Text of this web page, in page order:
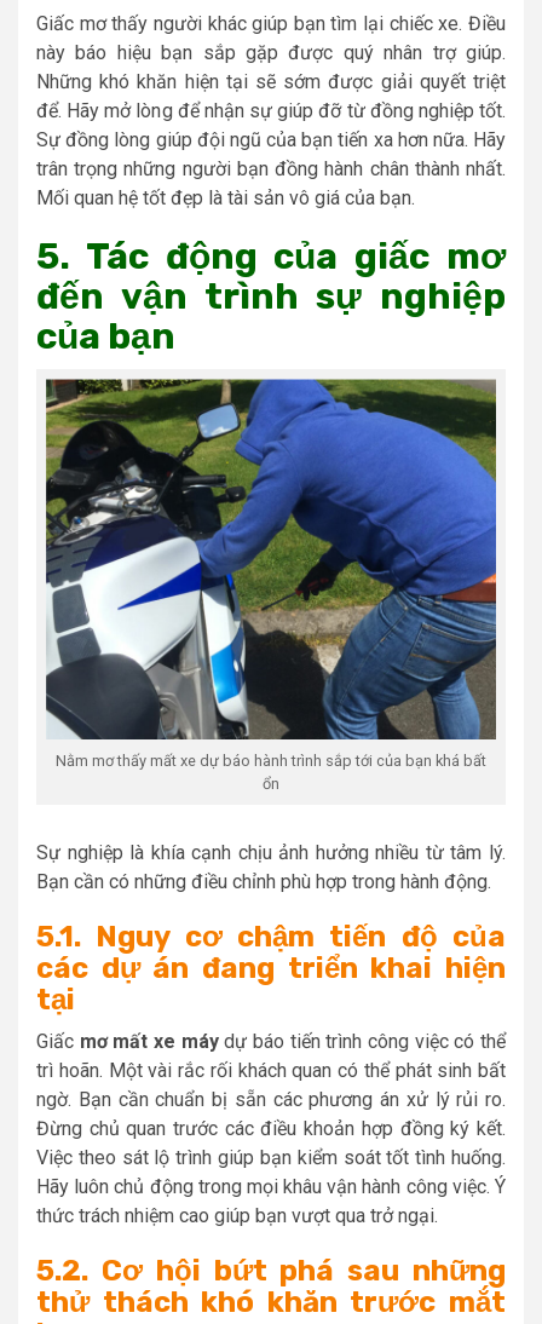
Giấc mơ thấy người khác giúp bạn tìm lại chiếc xe. Điều
này báo hiệu bạn sắp gặp được quý nhân trợ giúp.
Những khó khăn hiện tại sẽ sớm được giải quyết triệt
để. Hãy mở lòng để nhận sự giúp đỡ từ đồng nghiệp tốt.
Sự đồng lòng giúp đội ngũ của bạn tiến xa hơn nữa. Hãy
trân trọng những người bạn đồng hành chân thành nhất.
Mối quan hệ tốt đẹp là tài sản vô giá của bạn.
5. Tác động của giấc mơ
đến vận trình sự nghiệp
của bạn
Nằm mơ thấy mất xe dự báo hành trình sắp tới của bạn khá bất
ổn
Sự nghiệp là khía cạnh chịu ảnh hưởng nhiều từ tâm lý.
Bạn cần có những điều chỉnh phù hợp trong hành động.
5.1. Nguy cơ chậm tiến độ của
các dự án đang triển khai hiện
tại
Giấc mơ mất xe máydự báo tiến trình công việc có thể
trì hoãn. Một vài rắc rối khách quan có thể phát sinh bất
ngờ. Bạn cần chuẩn bị sẵn các phương án xử lý rủi ro.
Đừng chủ quan trước các điều khoản hợp đồng ký kết.
Việc theo sát lộ trình giúp bạn kiểm soát tốt tình huống.
Hãy luôn chủ động trong mọi khâu vận hành công việc. Ý
thức trách nhiệm cao giúp bạn vượt qua trở ngại.
5.2. Cơ hội bứt phá sau những
thử thách khó khăn trước mắt